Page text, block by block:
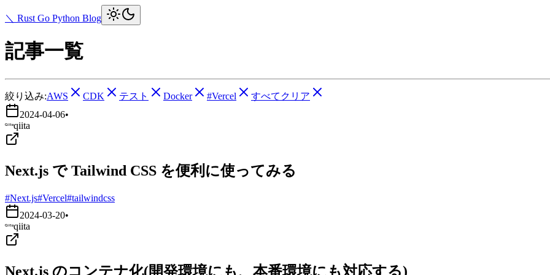
＼ Rust Go Python Blog
記事一覧
絞り込み:AWS CDK テスト Docker #Vercel
すべてクリア
2024-04-06•
qiita
Next.js で Tailwind CSS を便利に使ってみる
#Next.js#Vercel#tailwindcss
2024-03-20•
qiita
Next.js のコンテナ化(開発環境にも、本番環境にも対応する)